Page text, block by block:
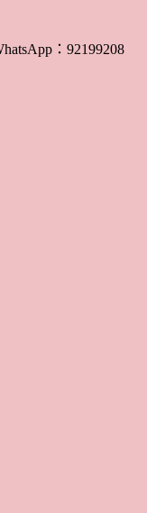
：92199208